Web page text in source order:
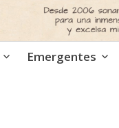
Emergentes